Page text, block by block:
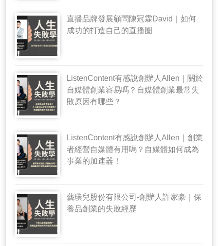
直播品牌發展顧問陳冠霖David｜如何
成功的打造自己的直播圈
ListenContent有感說創辦人Allen｜關於
自媒體創業容易嗎？自媒體創業最常失
敗原因有哪些？
ListenContent有感說創辦人Allen｜創業
者經營自媒體有用嗎？自媒體如何成為
事業的加速器！
藝璞兒股份有限公司-創辦人許家豪｜保
養品創業的失敗經歷